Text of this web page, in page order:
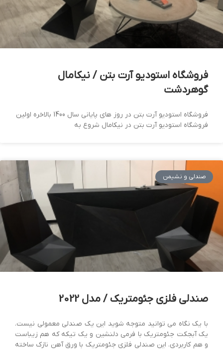
فروشگاه استودیو آرت بتن / نیکامال
گوهردشت
فروشگاه استودیو آرت بتن در روز های پایانی سال 1400 بالاخره اولین
فروشگاه استودیو آرت بتن در نیکامال شروع به
صندلی و نشیمن
صندلی فلزی جئومتریک / مدل 2022
با یک نگاه می توانید متوجه شوید این یک صندلی معمولی نیست.
یک آبجکت جئومتریک با فرمی دلنشین و یک تیکه که هم زیباست
و هم کاربردی. این صندلی فلزی جئومتریک با ورق آهن نازک ساخته